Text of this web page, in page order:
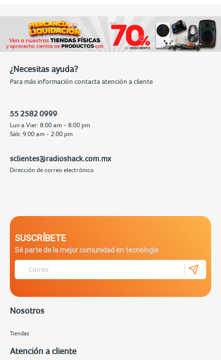
¿Necesitas ayuda?
Para más información contacta atención a cliente
55 2582 0999
Lun a Vier: 8:00 am - 8:00 pm
Sáb: 9:00 am - 2:00 pm
sclientes@radioshack.com.mx
Dirección de correo electrónico
SUSCRÍBETE
Sé parte de la mejor comunidad en tecnología
Nosotros
Tiendas
Atención a cliente